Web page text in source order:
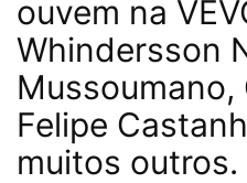
ouvem na
Whindersson
Mussoumano,
Felipe
muitos